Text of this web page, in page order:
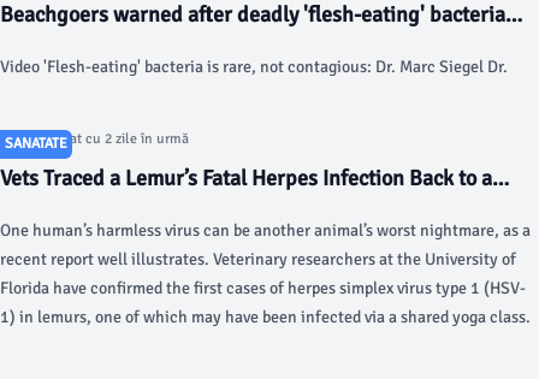
Beachgoers warned after deadly 'flesh-eating' bacteria
Video 'Flesh-eating' bacteria is rare, not contagious: Dr. Marc Siegel Dr.
SANATATE
Articol postat cu 2 zile în urmă
Vets Traced a Lemur’s Fatal Herpes Infection Back to a
One human’s harmless virus can be another animal’s worst nightmare, as a
recent report well illustrates. Veterinary researchers at the University of
Florida have confirmed the first cases of herpes simplex virus type 1 (HSV-
1) in lemurs, one of which may have been infected via a shared yoga class.